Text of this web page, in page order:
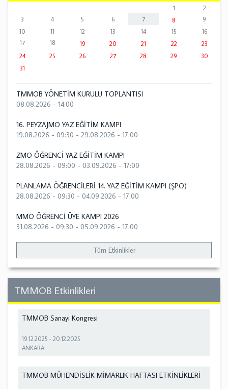
1
2
3
4 5 6 7 8
9
10
11 12 13 14 15
16
17
18 19 20 21 22
23
24
25 26 27 28 29
30
31
TMMOB YÖNETİM KURULU TOPLANTISI
08.08.2026 - 14:00
16. PEYZAJMO YAZ EĞİTİM KAMPI
19.08.2026 - 09:30 - 29.08.2026 - 17:00
ZMO ÖĞRENCİ YAZ EĞİTİM KAMPI
28.08.2026 - 09:00 - 03.09.2026 - 17:00
PLANLAMA ÖĞRENCİLERİ 14. YAZ EĞİTİM KAMPI (ŞPO)
28.08.2026 - 09:30 - 04.09.2026 - 17:00
MMO ÖĞRENCİ ÜYE KAMPI 2026
31.08.2026 - 09:30 - 05.09.2026 - 17:00
Tüm Etkinlikler
TMMOB Etkinlikleri
TMMOB Sanayi Kongresi
19.12.2025 -20.12.2025
ANKARA
TMMOB MÜHENDİSLİK MİMARLIK HAFTASI ETKİNLİKLERİ